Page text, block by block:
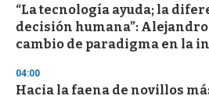
“La tecnología ayuda; la
decisión humana”:
cambio de paradigma en la
04:00
Hacia la faena de novillos